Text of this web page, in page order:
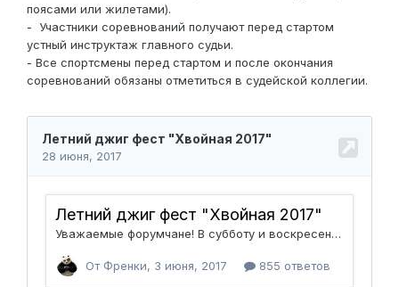
поясами или жилетами).
- Участники соревнований получают перед стартом
устный инструктаж главного судьи.
- Все спортсмены перед стартом и после окончания
соревнований обязаны отметиться в судейской коллегии.